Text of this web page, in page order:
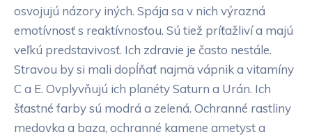
osvojujú názory iných. Spája sa v nich výrazná
emotívnosť s reaktívnosťou. Sú tiež príťažliví a majú
veľkú predstavivosť. Ich zdravie je často nestále.
Stravou by si mali dopĺňať najmä vápnik a vitamíny
C a E. Ovplyvňujú ich planéty Saturn a Urán. Ich
šťastné farby sú modrá a zelená. Ochranné rastliny
medovka a baza, ochranné kamene ametyst a